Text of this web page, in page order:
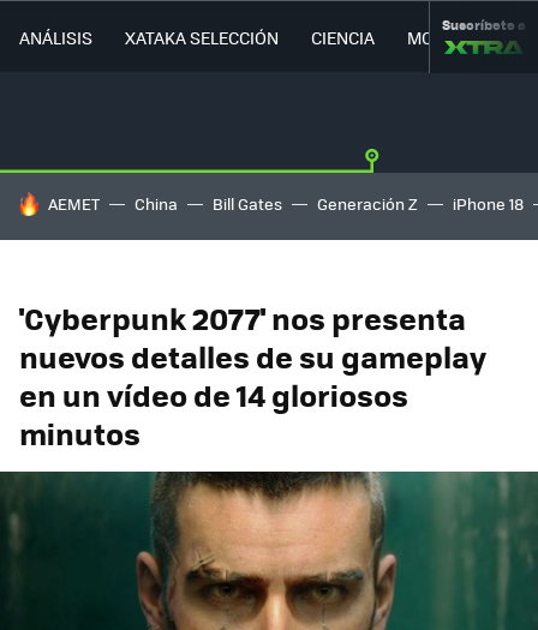
ANÁLISIS XATAKA SELECCIÓN CIENCIA MOVILIDAD
Suscríbete a
HOY SE HABLA DE
AEMET China Bill Gates Generación Z iPhone 18
'Cyberpunk 2077' nos presenta
nuevos detalles de su gameplay
en un vídeo de 14 gloriosos
minutos